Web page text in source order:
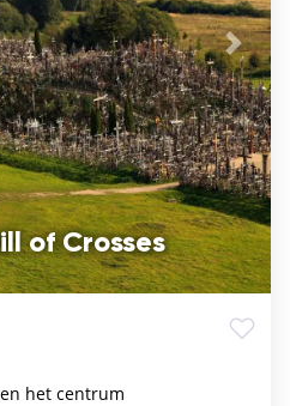
of Crosses
De
het centrum